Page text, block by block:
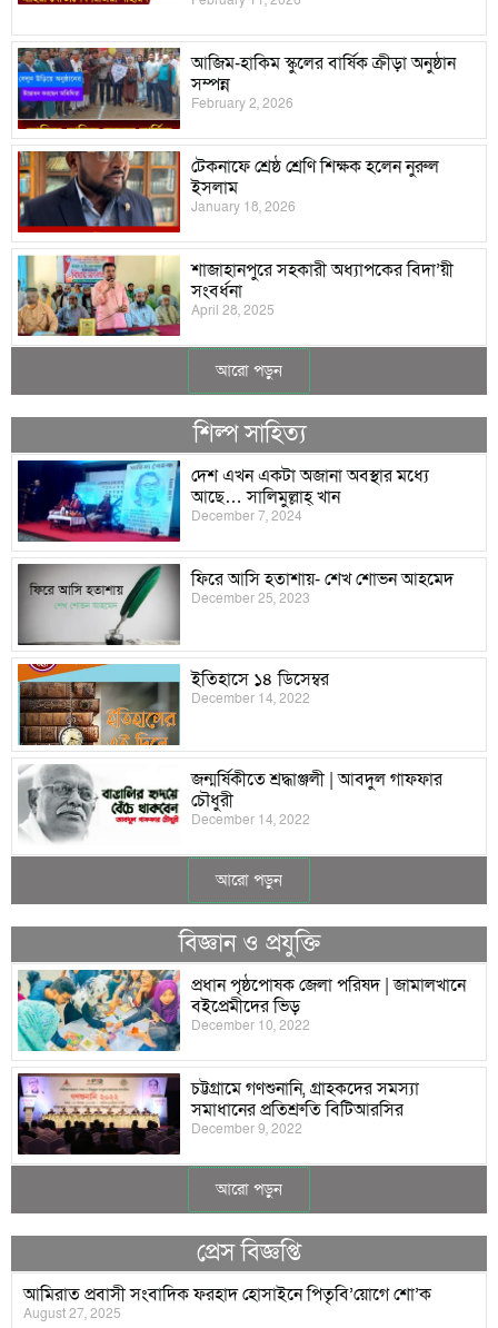
আজিম-হাকিম স্কুলের বার্ষিক ক্রীড়া অনুষ্ঠান
সম্পন্ন
February 2, 2026
টেকনাফে শ্রেষ্ঠ শ্রেণি শিক্ষক হলেন নুরুল
ইসলাম
January 18, 2026
শাজাহানপুরে সহকারী অধ্যাপকের বিদা’য়ী
সংবর্ধনা
April 28, 2025
আরো পড়ুন
শিল্প সাহিত্য
দেশ এখন একটা অজানা অবস্থার মধ্যে
আছে… সালিমুল্লাহ্ খান
December 7, 2024
ফিরে আসি হতাশায়- শেখ শোভন আহমেদ
December 25, 2023
ইতিহাসে ১৪ ডিসেম্বর
December 14, 2022
জন্মর্ষিকীতে শ্রদ্ধাঞ্জলী | আবদুল গাফফার
চৌধুরী
December 14, 2022
আরো পড়ুন
বিজ্ঞান ও প্রযুক্তি
প্রধান পৃষ্ঠপোষক জেলা পরিষদ | জামালখানে
বইপ্রেমীদের ভিড়
December 10, 2022
চট্টগ্রামে গণশুনানি, গ্রাহকদের সমস্যা
সমাধানের প্রতিশ্রুতি বিটিআরসির
December 9, 2022
আরো পড়ুন
প্রেস বিজ্ঞপ্তি
আমিরাত প্রবাসী সংবাদিক ফরহাদ হোসাইনে পিতৃবি’য়োগে শো’ক
August 27, 2025